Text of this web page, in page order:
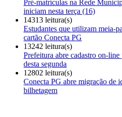
Pré-matrículas na Rede
iniciam nesta terça (16)
14313 leitura(s)
Estudantes que utilizam meia-
cartão Conecta PG
13242 leitura(s)
Prefeitura abre cadastro on-line
desta segunda
12802 leitura(s)
Conecta PG abre migração de
bilhetagem